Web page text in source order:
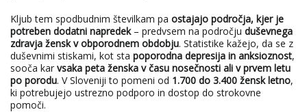
Kljub tem spodbudnim številkam pa ostajajo področja, kjer je
potreben dodatni napredek– predvsem na področju duševnega
zdravja žensk v obporodnem obdobju. Statistike kažejo, da se z
duševnimi stiskami, kot sta poporodna depresija in anksioznost,
sooča kar vsaka peta ženska v času nosečnosti ali v prvem letu
po porodu. V Sloveniji to pomeni od 1.700 do 3.400 žensk letno,
ki potrebujejo ustrezno podporo in dostop do strokovne
pomoči.